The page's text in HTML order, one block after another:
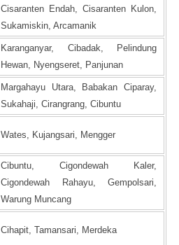
Cisaranten Endah, Cisaranten Kulon,
Sukamiskin, Arcamanik
Karanganyar, Cibadak, Pelindung
Hewan, Nyengseret, Panjunan
Margahayu Utara, Babakan Ciparay,
Sukahaji, Cirangrang, Cibuntu
Wates, Kujangsari, Mengger
Cibuntu, Cigondewah Kaler,
Cigondewah Rahayu, Gempolsari,
Warung Muncang
Cihapit, Tamansari, Merdeka